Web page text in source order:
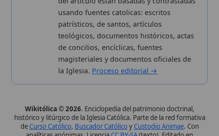
Canal de WhatsApp
Únete · publicación regular
Perfil de Instagram
Síguenos · @wikitolica